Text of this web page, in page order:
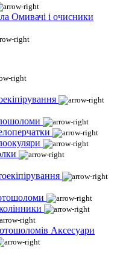
Омивачі і очисники
Аксесуари